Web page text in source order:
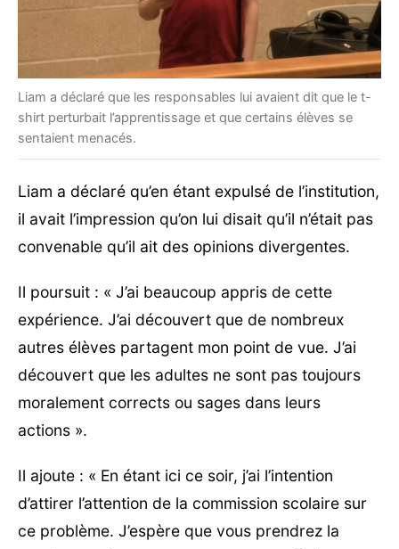
Liam a déclaré que les responsables lui avaient dit que le t-
shirt perturbait l’apprentissage et que certains élèves se
sentaient menacés.
Liam a déclaré qu’en étant expulsé de l’institution,
il avait l’impression qu’on lui disait qu’il n’était pas
convenable qu’il ait des opinions divergentes.
Il poursuit : « J’ai beaucoup appris de cette
expérience. J’ai découvert que de nombreux
autres élèves partagent mon point de vue. J’ai
découvert que les adultes ne sont pas toujours
moralement corrects ou sages dans leurs
actions ».
Il ajoute : « En étant ici ce soir, j’ai l’intention
d’attirer l’attention de la commission scolaire sur
ce problème. J’espère que vous prendrez la